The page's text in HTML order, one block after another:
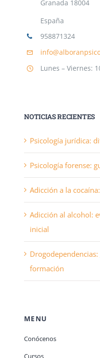
Granada 18004
España
958871324
Lunes – Viernes:
NOTICIAS RECIENTES
Psicología jurídica:
Psicología forense:
Adicción a la
Adicción al alcohol:
inicial
formación
MENU
Conócenos
Cursos